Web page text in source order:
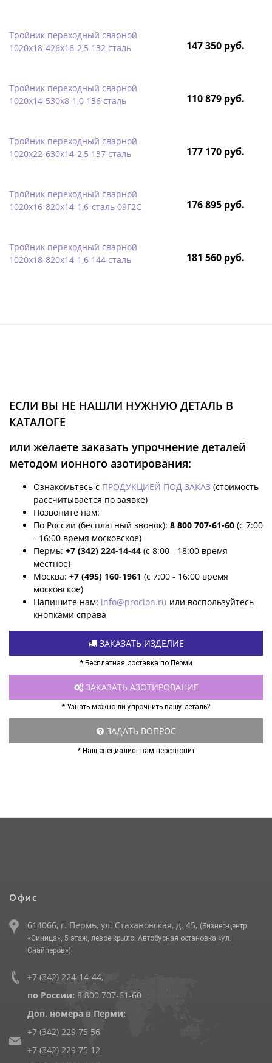
Тройник переходный сварной
1020х18-426х16-2,5 132 сталь
147 350 руб.
Тройник переходный сварной
1020х14-530х8-1,0 136 сталь
110 879 руб.
Тройник переходный сварной
1020х22-630х14-2,5 137 сталь
177 170 руб.
Тройник переходный сварной
1020х16-820х14-1,6-сталь 09Г2С
176 895 руб.
Тройник переходный сварной
1020х18-820х14-1,6 144 сталь
181 560 руб.
ЕСЛИ ВЫ НЕ НАШЛИ НУЖНУЮ ДЕТАЛЬ В
КАТАЛОГЕ
или желаете заказать упрочнение деталей
методом ионного азотирования:
Ознакомьтесь с ПРОДУКЦИЕЙ ПОД ЗАКАЗ (стоимость
рассчитывается по заявке)
Позвоните нам:
По России (бесплатный звонок): 8 800 707-61-60 (с 7:00
- 16:00 время московское)
Пермь: +7 (342) 224-14-44 (с 8:00 - 18:00 время
местное)
Москва: +7 (495) 160-1961 (с 7:00 - 16:00 время
московское)
Напишите нам: info@procion.ru или воспользуйтесь
кнопками справа
ЗАКАЗАТЬ ИЗДЕЛИЕ
* Бесплатная доставка по Перми
ЗАКАЗАТЬ АЗОТИРОВАНИЕ
* Узнать можно ли упрочнить вашу деталь?
ЗАДАТЬ ВОПРОС
* Наш специалист вам перезвонит
Офис
614066, г. Пермь, ул. Стахановская, д. 45, (Бизнес-центр
«Синица», 5 этаж, левое крыло. Автобусная остановка «ул.
Снайперов»)
+7 (342) 224-14-44,
по России: 8 800 707-61-60
Доп. номера в Перми:
+7 (342) 229 75 56
+7 (342) 229 75 12